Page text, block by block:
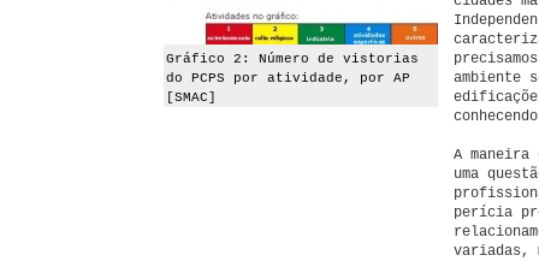
Gráfico 2: Número de vistorias
do PCPS por atividade, por AP
[SMAC]
ambiente
A
uma
perícia
variadas,